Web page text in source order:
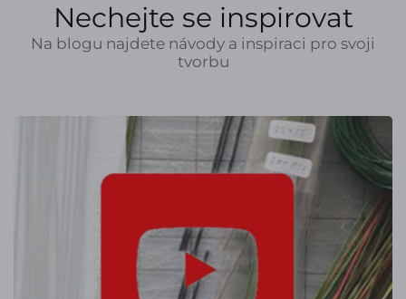
Nechejte se inspirovat
Na blogu najdete návody a inspiraci pro svoji
tvorbu